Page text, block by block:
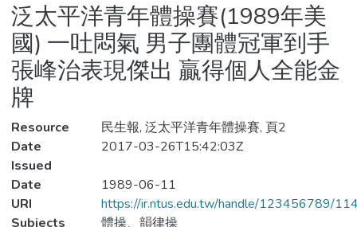
Statistics
泛太平洋青年體操賽(1989年美
國) 一吐悶氣 男子團體冠軍到手
張峰治表現傑出 贏得個人全能金
牌
Resource
民生報, 泛太平洋青年體操賽, 頁2
Date
Issued
2017-03-26T15:42:03Z
Date
1989-06-11
URI
https://ir.ntus.edu.tw/handle/123456789/
Subjects
體操、韻律操